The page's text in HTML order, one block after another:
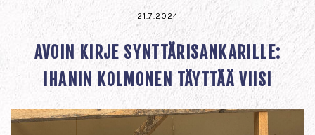
21.7.2024
AVOIN KIRJE SYNTTÄRISANKARILLE:
IHANIN KOLMONEN TÄYTTÄÄ VIISI